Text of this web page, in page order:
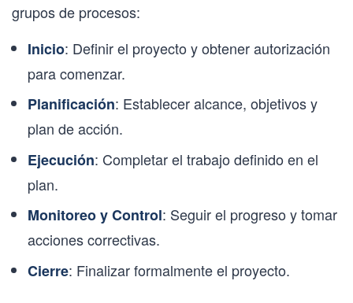
grupos de procesos:
Inicio: Definir el proyecto y obtener autorización
para comenzar.
Planificación: Establecer alcance, objetivos y
plan de acción.
Ejecución: Completar el trabajo definido en el
plan.
Monitoreo y Control: Seguir el progreso y tomar
acciones correctivas.
Cierre: Finalizar formalmente el proyecto.